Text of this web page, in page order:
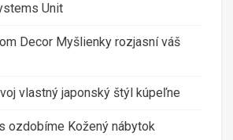
Unit
Decor Myšlienky rozjasní váš
vlastný japonský štýl kúpeľne
ozdobíme Kožený nábytok